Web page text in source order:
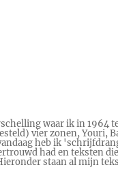
waar ik in
vier zonen, Youri,
heb ik
had en
staan al mijn